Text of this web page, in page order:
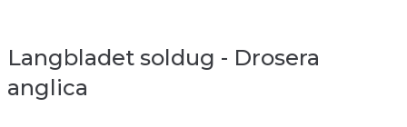
Langbladet soldug - Drosera
anglica